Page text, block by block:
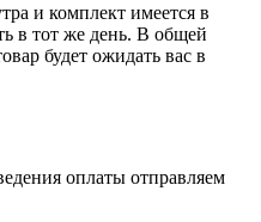
и комплект имеется в
в тот же день. В общей
будет ожидать вас в
оплаты отправляем